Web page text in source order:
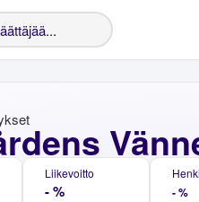
Liikevoitto
- % - %